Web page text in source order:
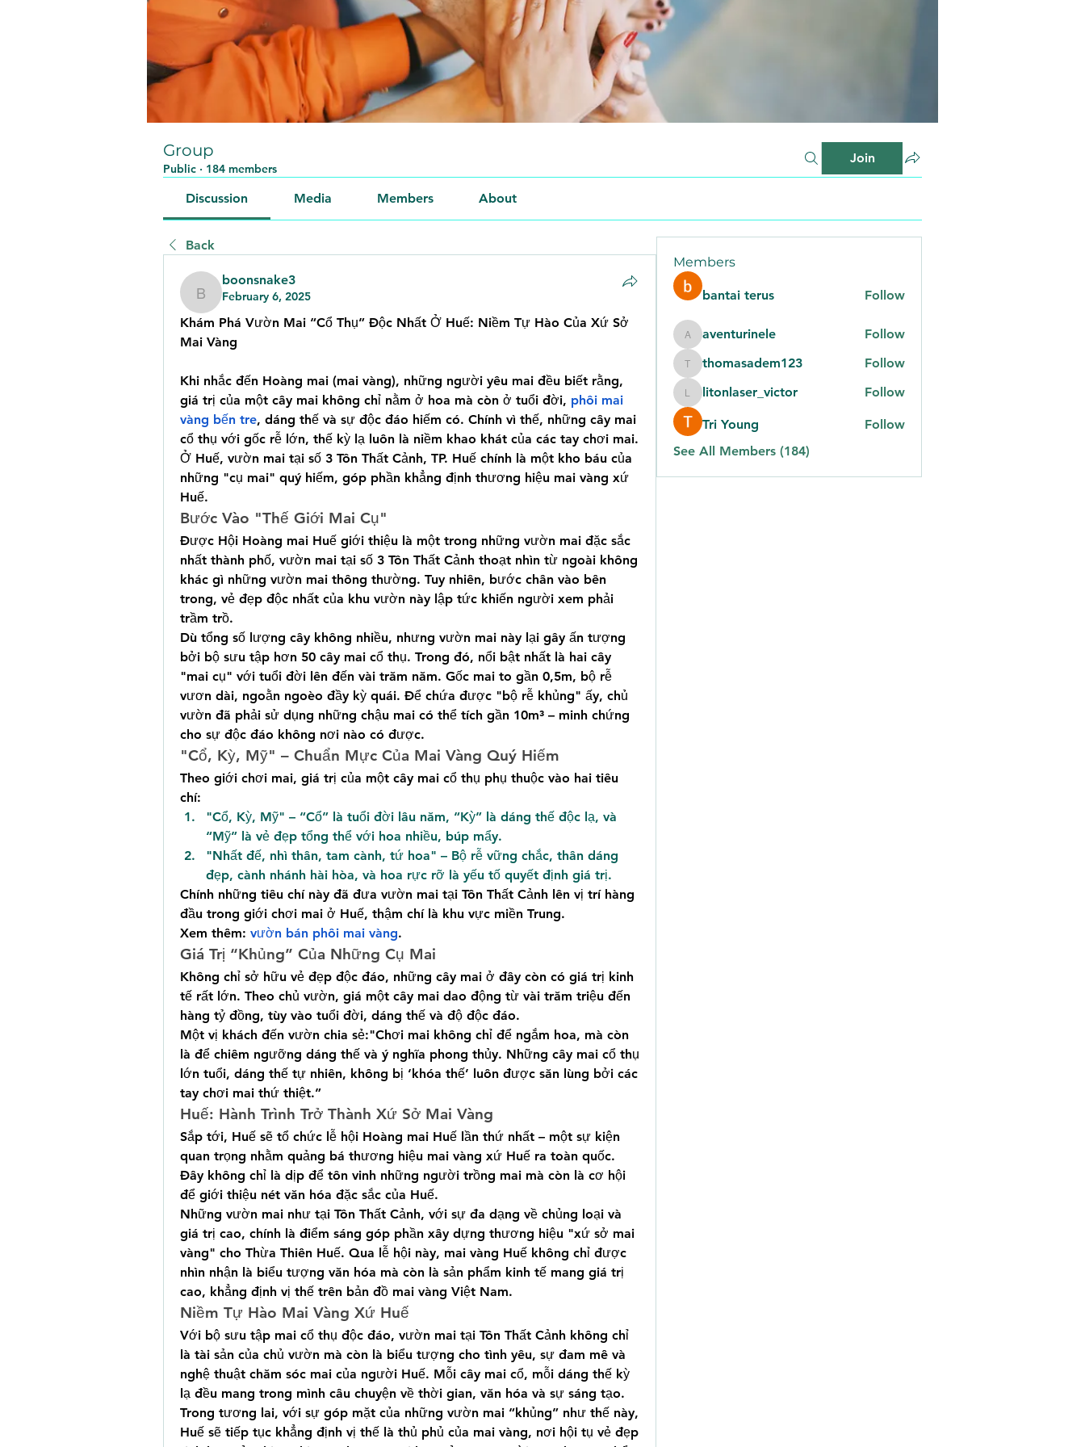
Group
Public · 184 members
Join
Discussion Media Members About
Back
boonsnake3
boonsnake3
February 6, 2025
Khám Phá Vườn Mai “Cổ Thụ” Độc Nhất Ở Huế: Niềm Tự Hào Của Xứ Sở
Mai Vàng
Khi nhắc đến Hoàng mai (mai vàng), những người yêu mai đều biết rằng,
giá trị của một cây mai không chỉ nằm ở hoa mà còn ở tuổi đời, phôi mai
vàng bến tre, dáng thế và sự độc đáo hiếm có. Chính vì thế, những cây mai
cổ thụ với gốc rễ lớn, thế kỳ lạ luôn là niềm khao khát của các tay chơi mai.
Ở Huế, vườn mai tại số 3 Tôn Thất Cảnh, TP. Huế chính là một kho báu của
những "cụ mai" quý hiếm, góp phần khẳng định thương hiệu mai vàng xứ
Huế.
Bước Vào "Thế Giới Mai Cụ"
Được Hội Hoàng mai Huế giới thiệu là một trong những vườn mai đặc sắc
nhất thành phố, vườn mai tại số 3 Tôn Thất Cảnh thoạt nhìn từ ngoài không
khác gì những vườn mai thông thường. Tuy nhiên, bước chân vào bên
trong, vẻ đẹp độc nhất của khu vườn này lập tức khiến người xem phải
trầm trồ.
Dù tổng số lượng cây không nhiều, nhưng vườn mai này lại gây ấn tượng
bởi bộ sưu tập hơn 50 cây mai cổ thụ. Trong đó, nổi bật nhất là hai cây
"mai cụ" với tuổi đời lên đến vài trăm năm. Gốc mai to gần 0,5m, bộ rễ
vươn dài, ngoằn ngoèo đầy kỳ quái. Để chứa được "bộ rễ khủng" ấy, chủ
vườn đã phải sử dụng những chậu mai có thể tích gần 10m³ – minh chứng
cho sự độc đáo không nơi nào có được.
"Cổ, Kỳ, Mỹ" – Chuẩn Mực Của Mai Vàng Quý Hiếm
Theo giới chơi mai, giá trị của một cây mai cổ thụ phụ thuộc vào hai tiêu
chí:
"Cổ, Kỳ, Mỹ" – “Cổ” là tuổi đời lâu năm, “Kỳ” là dáng thế độc lạ, và
“Mỹ” là vẻ đẹp tổng thể với hoa nhiều, búp mẩy.
"Nhất đế, nhì thân, tam cành, tứ hoa" – Bộ rễ vững chắc, thân dáng
đẹp, cành nhánh hài hòa, và hoa rực rỡ là yếu tố quyết định giá trị.
Chính những tiêu chí này đã đưa vườn mai tại Tôn Thất Cảnh lên vị trí hàng
đầu trong giới chơi mai ở Huế, thậm chí là khu vực miền Trung.
Xem thêm: vườn bán phôi mai vàng.
Giá Trị “Khủng” Của Những Cụ Mai
Không chỉ sở hữu vẻ đẹp độc đáo, những cây mai ở đây còn có giá trị kinh
tế rất lớn. Theo chủ vườn, giá một cây mai dao động từ vài trăm triệu đến
hàng tỷ đồng, tùy vào tuổi đời, dáng thế và độ độc đáo.
Một vị khách đến vườn chia sẻ:"Chơi mai không chỉ để ngắm hoa, mà còn
là để chiêm ngưỡng dáng thế và ý nghĩa phong thủy. Những cây mai cổ thụ
lớn tuổi, dáng thế tự nhiên, không bị ‘khóa thế’ luôn được săn lùng bởi các
tay chơi mai thứ thiệt.”
Huế: Hành Trình Trở Thành Xứ Sở Mai Vàng
Sắp tới, Huế sẽ tổ chức lễ hội Hoàng mai Huế lần thứ nhất – một sự kiện
quan trọng nhằm quảng bá thương hiệu mai vàng xứ Huế ra toàn quốc.
Đây không chỉ là dịp để tôn vinh những người trồng mai mà còn là cơ hội
để giới thiệu nét văn hóa đặc sắc của Huế.
Những vườn mai như tại Tôn Thất Cảnh, với sự đa dạng về chủng loại và
giá trị cao, chính là điểm sáng góp phần xây dựng thương hiệu "xứ sở mai
vàng" cho Thừa Thiên Huế. Qua lễ hội này, mai vàng Huế không chỉ được
nhìn nhận là biểu tượng văn hóa mà còn là sản phẩm kinh tế mang giá trị
cao, khẳng định vị thế trên bản đồ mai vàng Việt Nam.
Niềm Tự Hào Mai Vàng Xứ Huế
Với bộ sưu tập mai cổ thụ độc đáo, vườn mai tại Tôn Thất Cảnh không chỉ
là tài sản của chủ vườn mà còn là biểu tượng cho tình yêu, sự đam mê và
nghệ thuật chăm sóc mai của người Huế. Mỗi cây mai cổ, mỗi dáng thế kỳ
lạ đều mang trong mình câu chuyện về thời gian, văn hóa và sự sáng tạo.
Trong tương lai, với sự góp mặt của những vườn mai “khủng” như thế này,
Huế sẽ tiếp tục khẳng định vị thế là thủ phủ của mai vàng, nơi hội tụ vẻ đẹp
Members
bantai terus Follow
aventurinele
aventurinele Follow
thomasadem123
thomasadem123 Follow
litonlaser_victor
litonlaser_victor Follow
Tri Young
Follow
See All Members (184)